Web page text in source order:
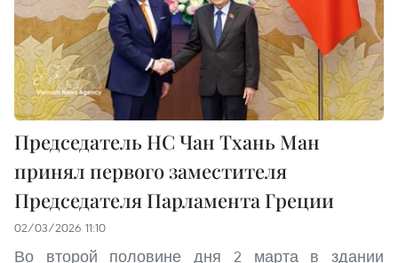
Председатель НС Чан Тхань Ман
принял первого заместителя
Председателя Парламента Греции
02/03/2026 11:10
Во второй половине дня 2 марта в здании